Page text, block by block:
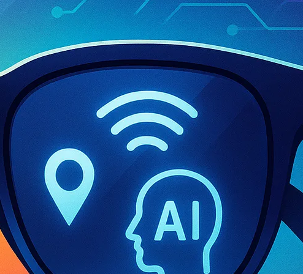
Anillos Inteligentes
Audio Inteligente
Blog
Ecosistema Tech
Gadgets Inteligentes Sin Pantalla
Gafas Inteligentes
Etiquetas
APPLE
AUDIO WEARABLE
GADGETS INTELIGENTES
GAFAS IA
HEARABLES
INTERFACE
MACHINE LEARNING
NEUROTECNOLOGIA
RAY-BAN META